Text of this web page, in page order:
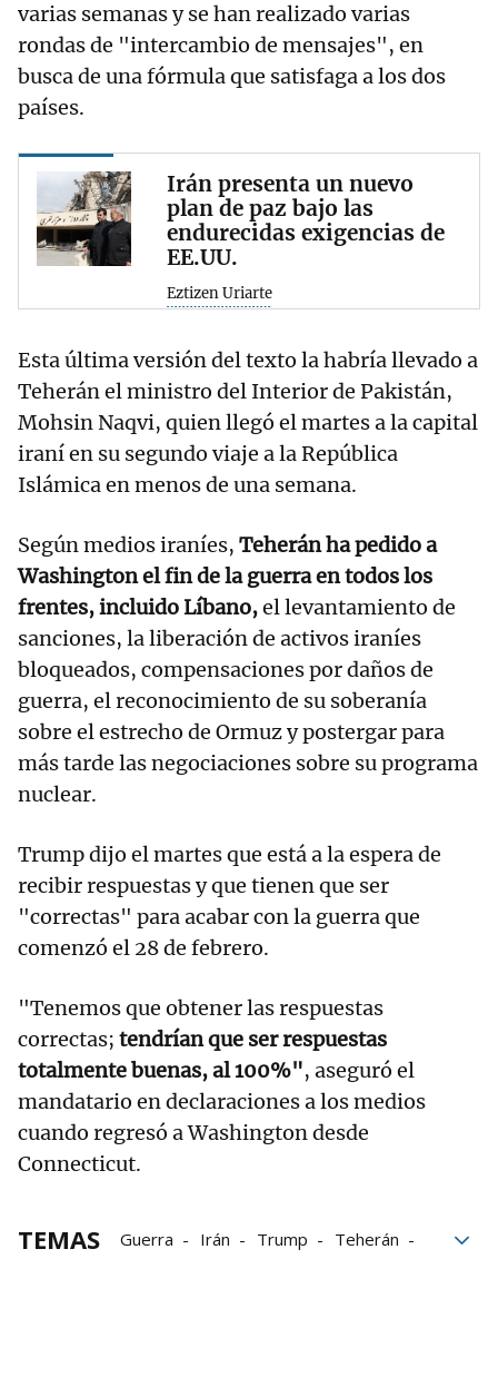
varias semanas y se han realizado varias
rondas de "intercambio de mensajes", en
busca de una fórmula que satisfaga a los dos
países.
Irán presenta un nuevo
plan de paz bajo las
endurecidas exigencias de
EE.UU.
Eztizen Uriarte
Esta última versión del texto la habría llevado a
Teherán el ministro del Interior de Pakistán,
Mohsin Naqvi, quien llegó el martes a la capital
iraní en su segundo viaje a la República
Islámica en menos de una semana.
Según medios iraníes, Teherán ha pedido a
Washington el fin de la guerra en todos los
frentes, incluido Líbano,el levantamiento de
sanciones, la liberación de activos iraníes
bloqueados, compensaciones por daños de
guerra, el reconocimiento de su soberanía
sobre el estrecho de Ormuz y postergar para
más tarde las negociaciones sobre su programa
nuclear.
Trump dijo el martes que está a la espera de
recibir respuestas y que tienen que ser
"correctas" para acabar con la guerra que
comenzó el 28 de febrero.
"Tenemos que obtener las respuestas
correctas; tendrían que ser respuestas
totalmente buenas, al 100%", aseguró el
mandatario en declaraciones a los medios
cuando regresó a Washington desde
Connecticut.
TEMAS Guerra Irán Trump
Teherán